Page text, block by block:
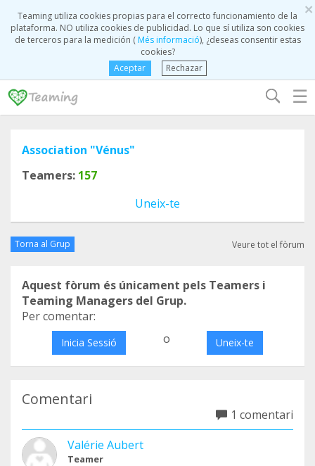
×
Teaming utiliza cookies propias para el correcto funcionamiento de la
plataforma. NO utiliza cookies de publicidad. Lo que sí utiliza son cookies
de terceros para la medición (Més informació), ¿deseas consentir estas
cookies?
Aceptar
Rechazar
☰
Association "Vénus"
Teamers: 157
Uneix-te
Torna al Grup Veure tot el fòrum
Aquest fòrum és únicament pels Teamers i
Teaming Managers del Grup.
Per comentar:
Inicia Sessió o Uneix-te
Comentari
1 comentari
Valérie Aubert
Teamer